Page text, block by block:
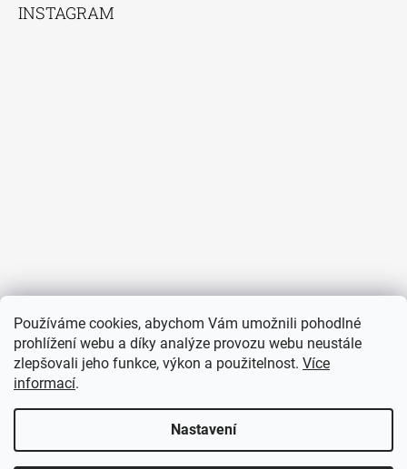
Používáme cookies, abychom Vám umožnili pohodlné
prohlížení webu a díky analýze provozu webu neustále
zlepšovali jeho funkce, výkon a použitelnost. Více
informací.
Nastavení
Vážení zákazníci, s těžkým srdcem oznamujeme, že naše prostory
INSTAGRAM
Sledovat na Instagramu
PŘIJÍMÁME ONLINE PLATBY